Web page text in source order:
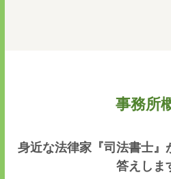
事務所
身近な法律家『司法書士』
答えしま